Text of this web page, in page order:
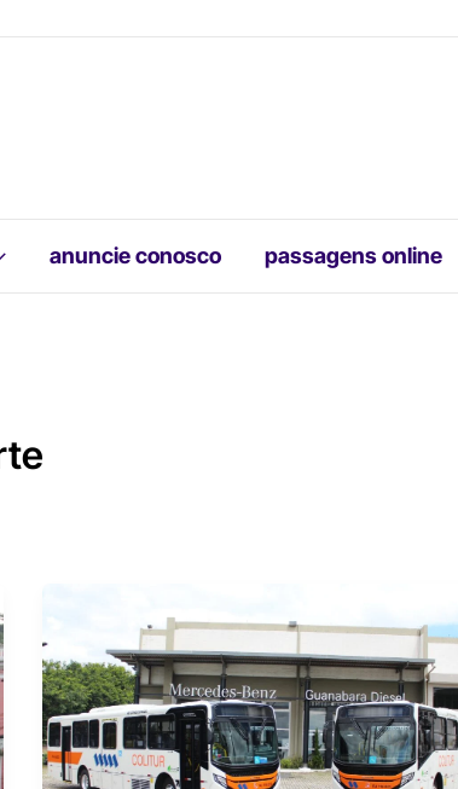
anuncie conosco passagens online